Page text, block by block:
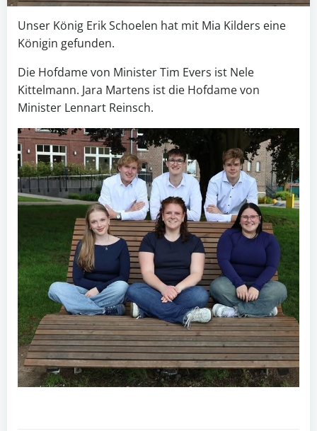
Unser König Erik Schoelen hat mit Mia Kilders eine
Königin gefunden.
Die Hofdame von Minister Tim Evers ist Nele
Kittelmann. Jara Martens ist die Hofdame von
Minister Lennart Reinsch.